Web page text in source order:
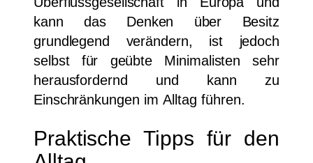
kann das Denken über Besitz
grundlegend verändern, ist jedoch
selbst für geübte Minimalisten sehr
herausfordernd und kann zu
Einschränkungen im Alltag führen.
Praktische Tipps für den